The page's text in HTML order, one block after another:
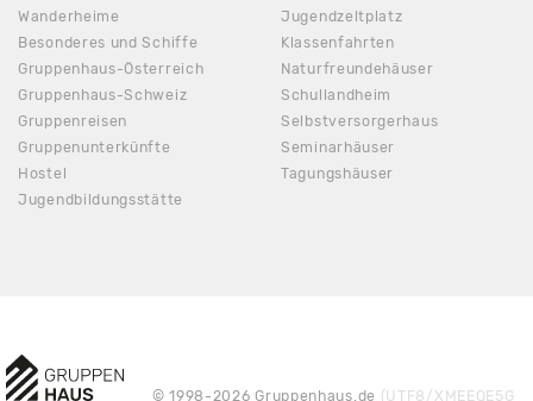
Wanderheime
Besonderes und Schiffe
Gruppenhaus-Österreich
Gruppenhaus-Schweiz
Gruppenreisen
Gruppenunterkünfte
Hostel
Jugendbildungsstätte
Jugendzeltplatz
Klassenfahrten
Naturfreundehäuser
Schullandheim
Selbstversorgerhaus
Seminarhäuser
Tagungshäuser
© 1998-2026 Gruppenhaus.de (UTF8/XMEEQE5G